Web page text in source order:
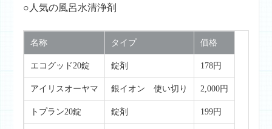
○人気の風呂水清浄剤
名称 タイプ 価格
エコグッド20錠 錠剤 178円
アイリスオーヤマ 銀イオン 使い切り 2,000円
トプラン20錠 錠剤 199円